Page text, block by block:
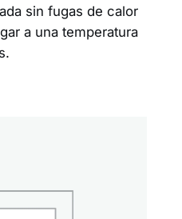
sin fugas de calor
a una temperatura